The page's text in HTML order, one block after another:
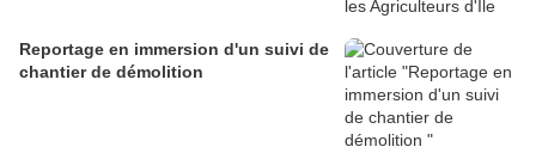
Reportage en immersion d'un suivi de
chantier de démolition